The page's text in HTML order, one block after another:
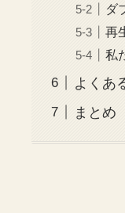
ダ
再
私
よくあ
まとめ